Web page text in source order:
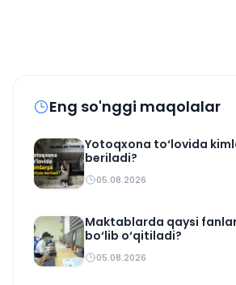
Eng so'nggi maqolalar
Yotoqxona to‘lovida
beriladi?
05.08.2026
Maktablarda qaysi
bo‘lib o‘qitiladi?
05.08.2026